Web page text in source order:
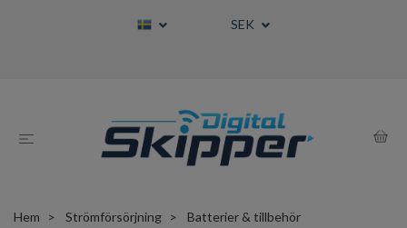
SEK
Hem Strömförsörjning
Batterier & tillbehör